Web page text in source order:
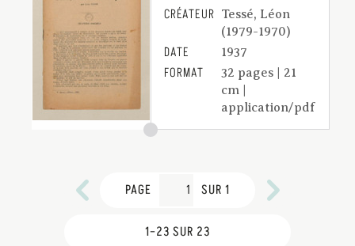
CRÉATEUR Tessé, Léon
(1979-1970)
DATE 1937
FORMAT
32 pages | 21
cm |
application/pdf
PAGE SUR 1
1–23 SUR 23